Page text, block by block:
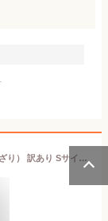
[みさわのやさい] 南高梅 生梅 小梅（青、黄色混ざり） 訳あり Sサイズ おまかせ 和歌山県 他 1kg うめ ご家庭用 紀州 なんこうばい